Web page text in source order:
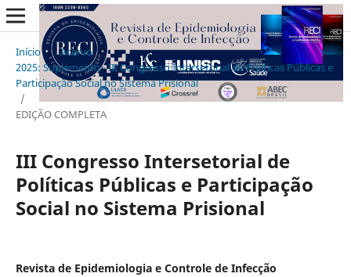
Início / Acervo /
2025: Suplemento - III Congresso Intersetorial de Políticas Públicas e
Participação Social no Sistema Prisional
/
EDIÇÃO COMPLETA
III Congresso Intersetorial de
Políticas Públicas e Participação
Social no Sistema Prisional
Revista de Epidemiologia e Controle de Infecção